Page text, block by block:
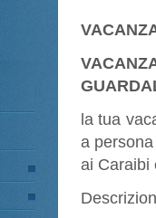
la tua
a
ai Caraibi